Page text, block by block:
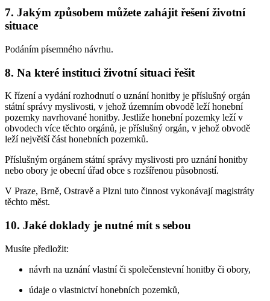
7. Jakým způsobem můžete zahájit řešení životní
situace
Podáním písemného návrhu.
8. Na které instituci životní situaci řešit
K řízení a vydání rozhodnutí o uznání honitby je příslušný orgán
státní správy myslivosti, v jehož územním obvodě leží honební
pozemky navrhované honitby. Jestliže honební pozemky leží v
obvodech více těchto orgánů, je příslušný orgán, v jehož obvodě
leží největší část honebních pozemků.
Příslušným orgánem státní správy myslivosti pro uznání honitby
nebo obory je obecní úřad obce s rozšířenou působností.
V Praze, Brně, Ostravě a Plzni tuto činnost vykonávají magistráty
těchto měst.
10. Jaké doklady je nutné mít s sebou
Musíte předložit:
návrh na uznání vlastní či společenstevní honitby či obory,
údaje o vlastnictví honebních pozemků,